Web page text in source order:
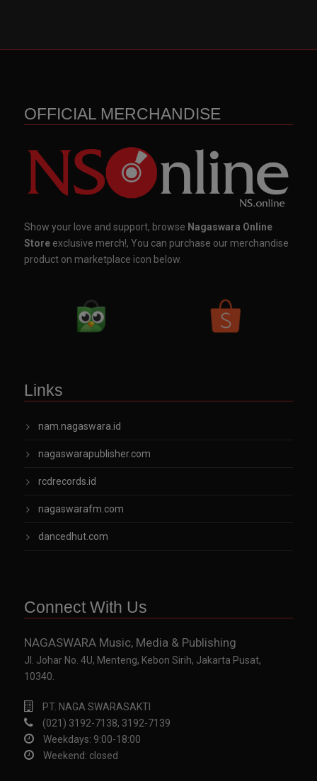
OFFICIAL MERCHANDISE
Show your love and support, browse Nagaswara Online
Store exclusive merch!, You can purchase our merchandise
product on marketplace icon below.
Links
nam.nagaswara.id
nagaswarapublisher.com
rcdrecords.id
nagaswarafm.com
dancedhut.com
Connect With Us
NAGASWARA Music, Media & Publishing
Jl. Johar No. 4U, Menteng, Kebon Sirih, Jakarta Pusat,
10340.
PT. NAGA SWARASAKTI
(021) 3192-7138, 3192-7139
Weekdays: 9:00-18:00
Weekend: closed